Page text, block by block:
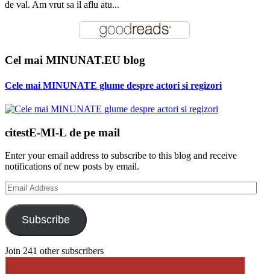
de val. Am vrut sa il aflu atu...
Cel mai MINUNAT.EU blog
Cele mai MINUNATE glume despre actori si regizori
citestE-MI-L de pe mail
Enter your email address to subscribe to this blog and receive
notifications of new posts by email.
Email
Address
Subscribe
Join 241 other subscribers